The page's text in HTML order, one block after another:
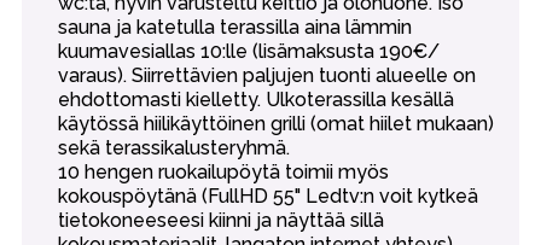
sauna ja katetulla terassilla aina lämmin
kuumavesiallas 10:lle (lisämaksusta 190€/
varaus). Siirrettävien paljujen tuonti alueelle on
ehdottomasti kielletty. Ulkoterassilla kesällä
käytössä hiilikäyttöinen grilli (omat hiilet mukaan)
sekä terassikalusteryhmä.
10 hengen ruokailupöytä toimii myös
kokouspöytänä (FullHD 55" Ledtv:n voit kytkeä
tietokoneeseesi kiinni ja näyttää sillä